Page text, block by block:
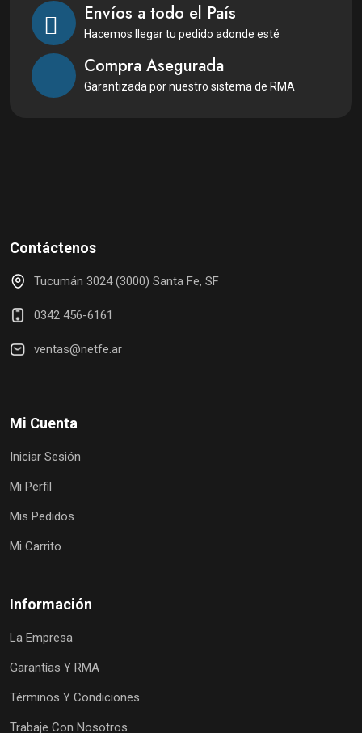
Envíos a todo el País
Hacemos llegar tu pedido adonde esté
Compra Asegurada
Garantizada por nuestro sistema de RMA
Contáctenos
Tucumán 3024 (3000) Santa Fe, SF
0342 456-6161
ventas@netfe.ar
Mi Cuenta
Iniciar Sesión
Mi Perfil
Mis Pedidos
Mi Carrito
Información
La Empresa
Garantías Y RMA
Términos Y Condiciones
Trabaje Con Nosotros